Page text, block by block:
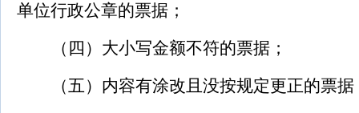
单位行政公章的票据；
（四）大小写金额不符的票据；
（五）内容有涂改且没按规定更正的票据